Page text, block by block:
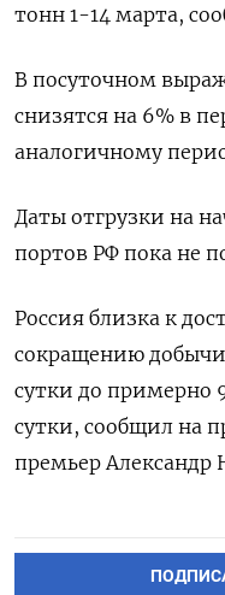
тонн 1-14 марта,
В посуточном
снизятся на 6% в
аналогичному
Даты отгрузки на
портов РФ пока не
Россия близка к
сокращению
сутки до примерно
сутки, сообщил на
премьер Александр